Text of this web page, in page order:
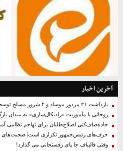
آخرین اخبار
بازداشت ۲۱ مزدور موساد و ۴ شرور مسلح توسط وزارت اطلاعات
روحانی با مأموریت «رادیکال‌سازی» به میدان
جاده‌صاف‌کنی اصلاح‌طلبان برای تهاجم نظامی
حرف‌های رئیس‌جمهور تکراری است| صحبت‌های
وقتی قالیباف جا پای رفسنجانی می گذارد!